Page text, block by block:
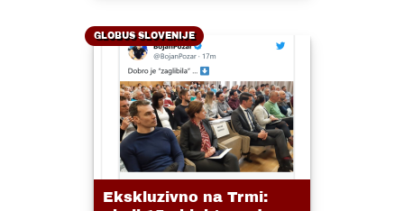
GLOBUS SLOVENIJE
Ekskluzivno na Trmi: